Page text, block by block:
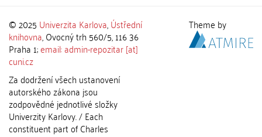
© 2025 Univerzita Karlova,Ústřední
knihovna, Ovocný trh 560/5, 116 36
Praha 1;email: admin-repozitar [at]
cuni.cz
Za dodržení všech ustanovení
autorského zákona jsou
zodpovědné jednotlivé složky
Univerzity Karlovy. / Each
constituent part of Charles
Theme by